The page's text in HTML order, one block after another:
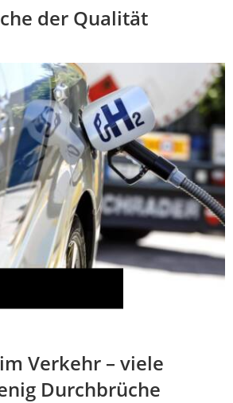
der Qualität
Verkehr – viele
Durchbrüche